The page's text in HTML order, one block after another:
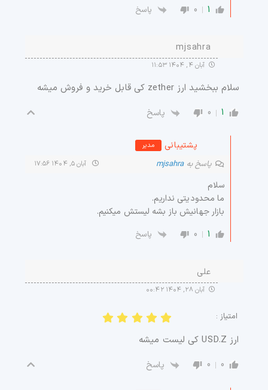
1
0 پاسخ
mjsahra
آبان ۴, ۱۴۰۴ ۱۱:۵۳
سلام ببخشید ارز zether کی قابل خرید و فروش میشه
1
0 پاسخ
پشتیبانی مدیر
پاسخ بهmjsahra آبان ۵, ۱۴۰۴ ۱۷:۵۶
سلام
ما محدودیتی نداریم.
بازار جهانیش باز بشه لیستش میکنیم.
1
0 پاسخ
علی
آبان ۲۸, ۱۴۰۴ ۰۰:۴۲
امتیاز :
ارز USD.Z کی لیست میشه
0
0 پاسخ